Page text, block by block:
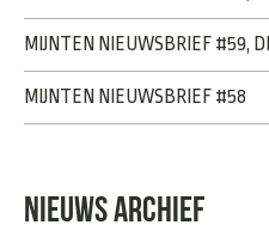
MIJNTEN NIEUWSBRIEF #59,
MIJNTEN NIEUWSBRIEF #58
NIEUWS ARCHIEF